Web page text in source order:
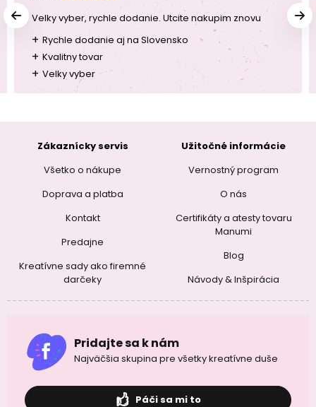
Velky vyber, rychle dodanie. Utcite nakupim znovu
+ Rychle dodanie aj na Slovensko
+ Kvalitny tovar
+ Velky vyber
Zákaznícky servis
Všetko o nákupe
Doprava a platba
Kontakt
Predajne
Kreatívne sady ako firemné
darčeky
Užitočné informácie
Vernostný program
O nás
Certifikáty a atesty tovaru
Manumi
Blog
Návody & Inšpirácia
Pridajte sa k nám
Najväčšia skupina pre všetky kreatívne duše
Páči sa mi to